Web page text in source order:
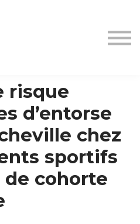
risque
d’entorse
chez
sportifs
cohorte